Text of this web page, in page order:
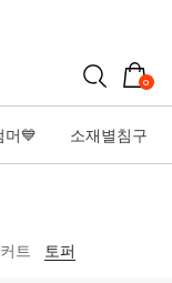
0
머💙 소재별침구
트 토퍼